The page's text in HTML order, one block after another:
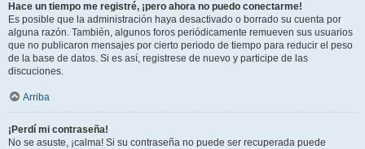
Hace un tiempo me registré, ¡pero ahora no puedo conectarme!
Es posible que la administración haya desactivado o borrado su cuenta por
alguna razón. También, algunos foros periódicamente remueven sus usuarios
que no publicaron mensajes por cierto periodo de tiempo para reducir el peso
de la base de datos. Si es así, registrese de nuevo y participe de las
discuciones.
Arriba
¡Perdí mi contraseña!
No se asuste, ¡calma! Si su contraseña no puede ser recuperada puede